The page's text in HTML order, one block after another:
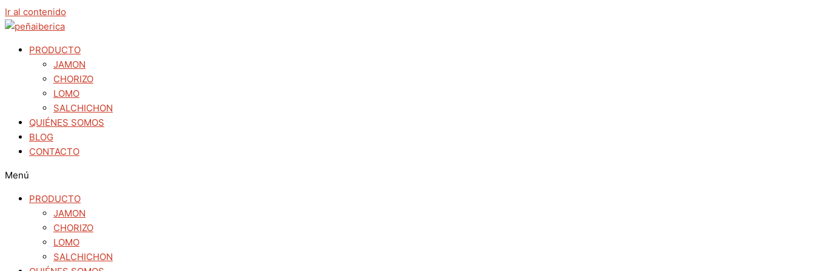
Ir al contenido
PRODUCTO
JAMON
CHORIZO
LOMO
SALCHICHON
QUIÉNES SOMOS
BLOG
CONTACTO
Menú
PRODUCTO
JAMON
CHORIZO
LOMO
SALCHICHON